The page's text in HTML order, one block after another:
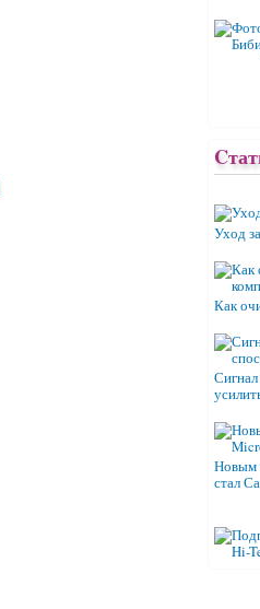
Уход
Как
Новым
стал